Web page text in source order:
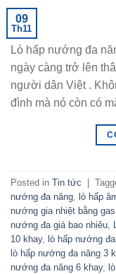
09
Th11
Lò hấp nướng đa
ngày càng trở lên
người dân Việt .
đình mà nó còn có
Posted in Tin tức
nướng đa năng, lò hấp
nướng gia nhiệt bằng gas
nướng đa giá bao nhiêu,
10 khay, lò hấp nướng
lò hấp nướng đa năng 3
nướng đa năng 6 khay,